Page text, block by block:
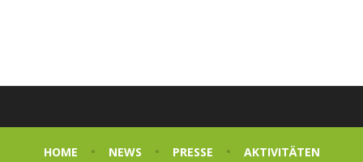
HOME NEWS PRESSE
AKTIVITÄTEN